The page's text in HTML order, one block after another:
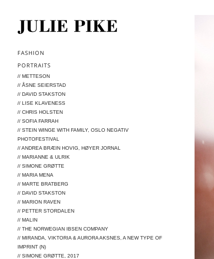
FASHION
PORTRAITS
// METTESON
// ÅSNE SEIERSTAD
// DAVID STAKSTON
// LISE KLAVENESS
// CHRIS HOLSTEN
// SOFIA FARRAH
// STEIN WINGE WITH FAMILY, OSLO NEGATIV
PHOTOFESTIVAL
// ANDREA BRÆIN HOVIG, HØYER JORNAL
// MARIANNE & ULRIK
// SIMONE GRØTTE
// MARIA MENA
// MARTE BRATBERG
// DAVID STAKSTON
// MARION RAVEN
// PETTER STORDALEN
// MALIN
// THE NORWEGIAN IBSEN COMPANY
// MIRANDA, VIKTORIA & AURORA AKSNES, A NEW TYPE OF
IMPRINT (N)
// SIMONE GRØTTE, 2017